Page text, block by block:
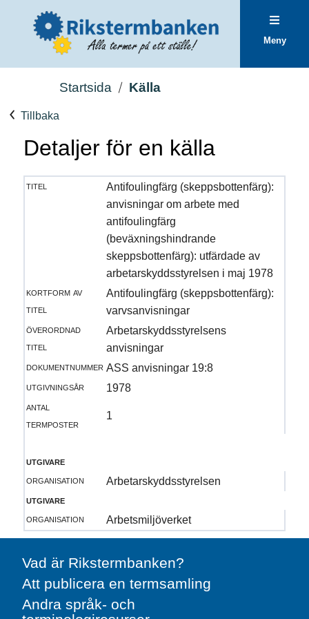
Meny
Startsida Källa
Tillbaka
Detaljer för en källa
titel
Antifoulingfärg (skeppsbottenfärg):
anvisningar om arbete med
antifoulingfärg
(beväxningshindrande
skeppsbottenfärg): utfärdade av
arbetarskyddsstyrelsen i maj 1978
kortform av
titel
Antifoulingfärg (skeppsbottenfärg):
varvsanvisningar
överordnad
titel
Arbetarskyddsstyrelsens
anvisningar
dokumentnummer ASS anvisningar 19:8
utgivningsår
1978
antal
termposter
1
utgivare
organisation
Arbetarskyddsstyrelsen
utgivare
organisation
Arbetsmiljöverket
Vad är Rikstermbanken?
Att publicera en termsamling
Andra språk- och